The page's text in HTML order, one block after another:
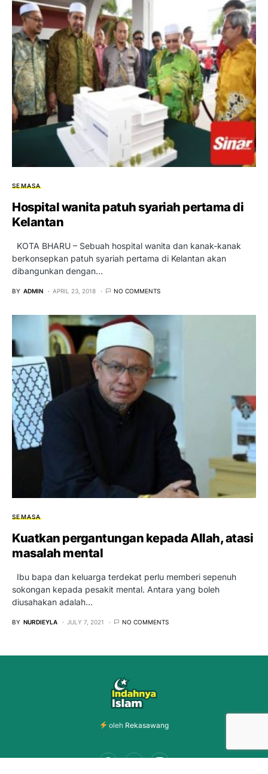
SEMASA
Hospital wanita patuh syariah pertama di
Kelantan
KOTA BHARU – Sebuah hospital wanita dan kanak-kanak
berkonsepkan patuh syariah pertama di Kelantan akan
dibangunkan dengan…
BY ADMIN APRIL 23, 2018 NO COMMENTS
SEMASA
Kuatkan pergantungan kepada Allah, atasi
masalah mental
Ibu bapa dan keluarga terdekat perlu memberi sepenuh
sokongan kepada pesakit mental. Antara yang boleh
diusahakan adalah…
BY NURDIEYLA JULY 7, 2021 NO COMMENTS
oleh Rekasawang